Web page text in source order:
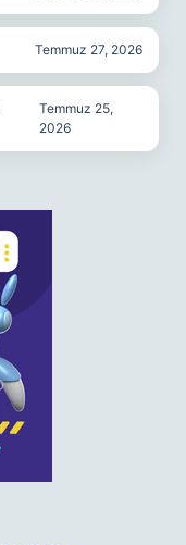
Temmuz 27, 2026
Temmuz 25,
2026